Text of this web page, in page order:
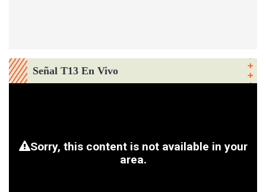
Señal T13 En Vivo